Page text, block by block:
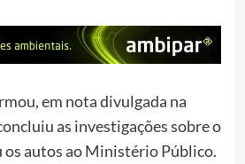
em nota divulgada na
as investigações sobre o
os autos ao Ministério Público.